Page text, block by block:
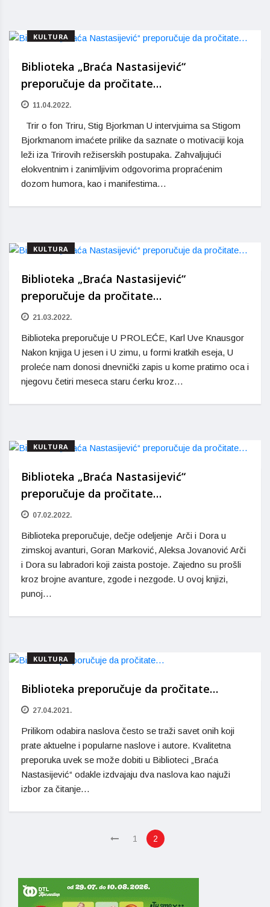
KULTURA
Biblioteka „Braća Nastasijević“
preporučuje da pročitate…
11.04.2022.
Trir o fon Triru, Stig Bjorkman U intervjuima sa Stigom
Bjorkmanom imaćete prilike da saznate o motivaciji koja
leži iza Trirovih režiserskih postupaka. Zahvaljujući
elokventnim i zanimljivim odgovorima propraćenim
dozom humora, kao i manifestima…
KULTURA
Biblioteka „Braća Nastasijević“
preporučuje da pročitate…
21.03.2022.
Biblioteka preporučuje U PROLEĆE, Karl Uve Knausgor
Nakon knjiga U jesen i U zimu, u formi kratkih eseja, U
proleće nam donosi dnevnički zapis u kome pratimo oca i
njegovu četiri meseca staru ćerku kroz…
KULTURA
Biblioteka „Braća Nastasijević“
preporučuje da pročitate…
07.02.2022.
Biblioteka preporučuje, dečje odeljenje Arči i Dora u
zimskoj avanturi, Goran Marković, Aleksa Jovanović Arči
i Dora su labradori koji zaista postoje. Zajedno su prošli
kroz brojne avanture, zgode i nezgode. U ovoj knjizi,
punoj…
KULTURA
Biblioteka preporučuje da pročitate…
27.04.2021.
Prilikom odabira naslova često se traži savet onih koji
prate aktuelne i popularne naslove i autore. Kvalitetna
preporuka uvek se može dobiti u Biblioteci „Braća
Nastasijević“ odakle izdvajaju dva naslova kao najuži
izbor za čitanje…
1 2